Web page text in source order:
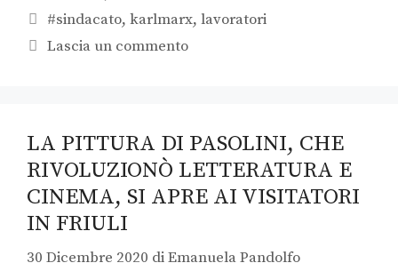
#sindacato,karlmarx,lavoratori
Lascia un commento
LA PITTURA DI PASOLINI, CHE
RIVOLUZIONÒ LETTERATURA E
CINEMA, SI APRE AI VISITATORI
IN FRIULI
30 Dicembre 2020 diEmanuela Pandolfo